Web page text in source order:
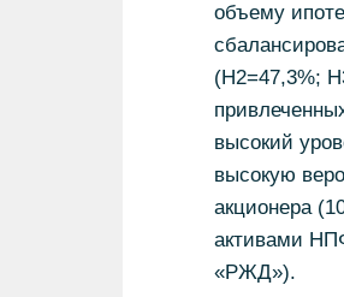
объему
(Н2=47,3%;
высокий
высокую
акционера
активами
«РЖД»).